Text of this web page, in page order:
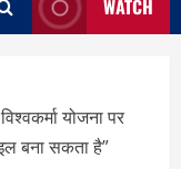
WATCH
योजना पर
बना सकता है”